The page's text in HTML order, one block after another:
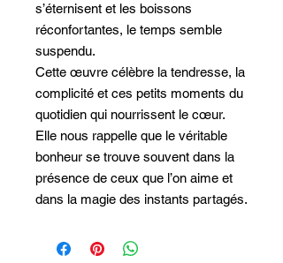
s’éternisent et les boissons
réconfortantes, le temps semble
suspendu.
Cette œuvre célèbre la tendresse, la
complicité et ces petits moments du
quotidien qui nourrissent le cœur.
Elle nous rappelle que le véritable
bonheur se trouve souvent dans la
présence de ceux que l’on aime et
dans la magie des instants partagés.
qui évoque l’amour, l’amitié et le